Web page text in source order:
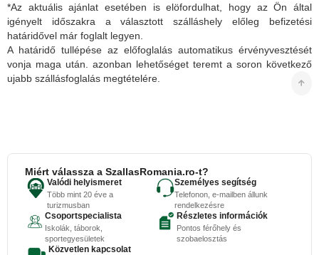
*Az aktuális ajánlat esetében is elöfordulhat, hogy az Ön által
igényelt időszakra a választott szálláshely előleg befizetési
határidővel már foglalt legyen.
A határidő tullépése az előfoglalás automatikus érvényvesztését
vonja maga után. azonban lehetőséget teremt a soron következő
ujabb szállásfoglalás megtételére.
Miért válassza a SzallasRomania.ro-t?
Valódi helyismeret
Több mint 20 éve a
turizmusban
Személyes segítség
Telefonon, e-mailben állunk
rendelkezésre
Csoportspecialista
Iskolák, táborok,
sportegyesületek
Részletes információk
Pontos férőhely és
szobaelosztás
Közvetlen kapcsolat